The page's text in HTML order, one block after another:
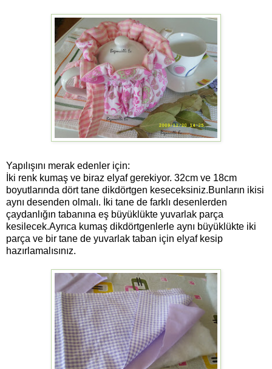
Yapılışını merak edenler için:
İki renk kumaş ve biraz elyaf gerekiyor. 32cm ve 18cm
boyutlarında dört tane dikdörtgen keseceksiniz.Bunların ikisi
aynı desenden olmalı. İki tane de farklı desenlerden
çaydanlığın tabanına eş büyüklükte yuvarlak parça
kesilecek.Ayrıca kumaş dikdörtgenlerle aynı büyüklükte iki
parça ve bir tane de yuvarlak taban için elyaf kesip
hazırlamalısınız.